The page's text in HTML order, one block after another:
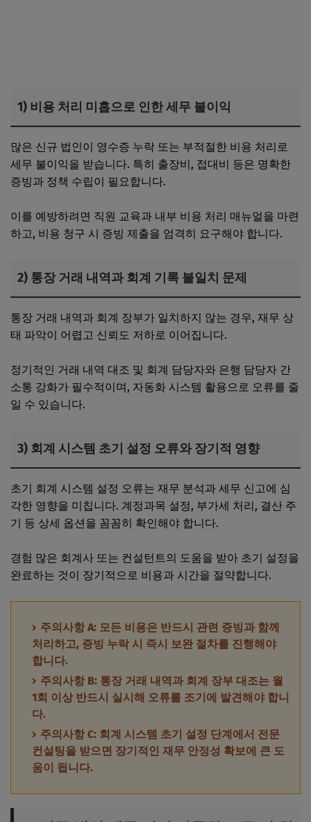
1) 비용 처리 미흡으로 인한 세무 불이익
많은 신규 법인이 영수증 누락 또는 부적절한 비용 처리로
세무 불이익을 받습니다. 특히 출장비, 접대비 등은 명확한
증빙과 정책 수립이 필요합니다.
이를 예방하려면 직원 교육과 내부 비용 처리 매뉴얼을 마련
하고, 비용 청구 시 증빙 제출을 엄격히 요구해야 합니다.
2) 통장 거래 내역과 회계 기록 불일치 문제
통장 거래 내역과 회계 장부가 일치하지 않는 경우, 재무 상
태 파악이 어렵고 신뢰도 저하로 이어집니다.
정기적인 거래 내역 대조 및 회계 담당자와 은행 담당자 간
소통 강화가 필수적이며, 자동화 시스템 활용으로 오류를 줄
일 수 있습니다.
3) 회계 시스템 초기 설정 오류와 장기적 영향
초기 회계 시스템 설정 오류는 재무 분석과 세무 신고에 심
각한 영향을 미칩니다. 계정과목 설정, 부가세 처리, 결산 주
기 등 상세 옵션을 꼼꼼히 확인해야 합니다.
경험 많은 회계사 또는 컨설턴트의 도움을 받아 초기 설정을
완료하는 것이 장기적으로 비용과 시간을 절약합니다.
주의사항 A: 모든 비용은 반드시 관련 증빙과 함께
처리하고, 증빙 누락 시 즉시 보완 절차를 진행해야
합니다.
주의사항 B: 통장 거래 내역과 회계 장부 대조는 월
1회 이상 반드시 실시해 오류를 조기에 발견해야 합니
다.
주의사항 C: 회계 시스템 초기 설정 단계에서 전문
컨설팅을 받으면 장기적인 재무 안정성 확보에 큰 도
움이 됩니다.